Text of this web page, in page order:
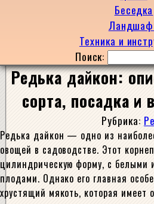
Беседка
Техника и
Поиск:
Редька дайкон:
сорта, посадка и
Рубрика:
Редька дайкон — одно из
овощей в садоводстве. Этот
цилиндрическую форму, с белыми
плодами. Однако его главная
хрустящий мякоть, которая имеет